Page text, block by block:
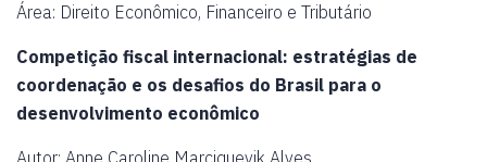
Área: Direito Econômico, Financeiro e Tributário
Competição fiscal internacional: estratégias de
coordenação e os desafios do Brasil para o
desenvolvimento econômico
Autor: Anne Caroline Marciquevik Alves